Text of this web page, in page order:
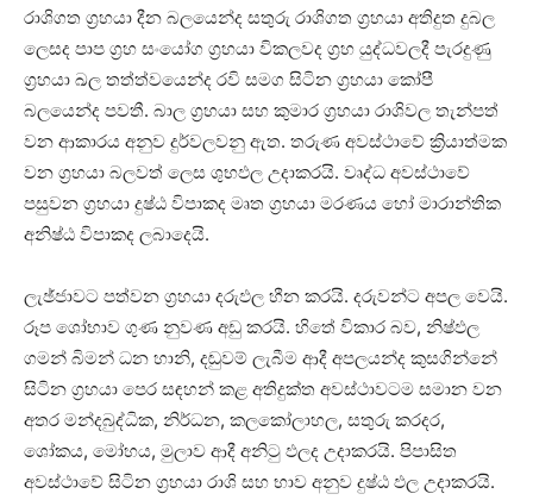
රාශිගත ග්‍රහයා දීන බලයෙන්ද සතුරු රාශිගත ග්‍රහයා අතිදුත දුබල
ලෙසද පාප ග්‍රහ සංයෝග ග්‍රහයා විකලවද ග්‍රහ යුද්ධවලදී පැරදුණු
ග්‍රහයා ඛල තත්ත්වයෙන්ද රවි සමග සිටින ග්‍රහයා කෝපී
බලයෙන්ද පවතී. බාල ග්‍රහයා සහ කුමාර ග්‍රහයා රාශිවල තැන්පත්
වන ආකාරය අනුව දුර්වලවනු ඇත. තරුණ අවස්‌ථාවේ ක්‍රියාත්මක
වන ග්‍රහයා බලවත් ලෙස ශුභඵල උදාකරයි. වෘද්ධ අවස්‌ථාවේ
පසුවන ග්‍රහයා දුෂ්ඨ විපාකද මෘත ග්‍රහයා මරණය හෝ මාරාන්තික
අනිෂ්ඨ විපාකද ලබාදෙයි.
ලැඡ්ජාවට පත්වන ග්‍රහයා දරුඵල හීන කරයි. දරුවන්ට අපල වෙයි.
රූප ශෝභාව ගුණ නුවණ අඩු කරයි. හිතේ විකාර බව, නිෂ්ඵල
ගමන් බිමන් ධන හානි, දඬුවම් ලැබීම ආදී අපලයන්ද කුසගින්නේ
සිටින ග්‍රහයා පෙර සඳහන් කළ අතිදුක්‌ත අවස්‌ථාවටම සමාන වන
අතර මන්දබුද්ධික, නිර්ධන, කලකෝලාහල, සතුරු කරදර,
ශෝකය, මෝහය, මුලාව ආදී අනිටු ඵලද උදාකරයි. පිපාසිත
අවස්‌ථාවේ සිටින ග්‍රහයා රාශි සහ භාව අනුව දුෂ්ඨ ඵල උදාකරයි.